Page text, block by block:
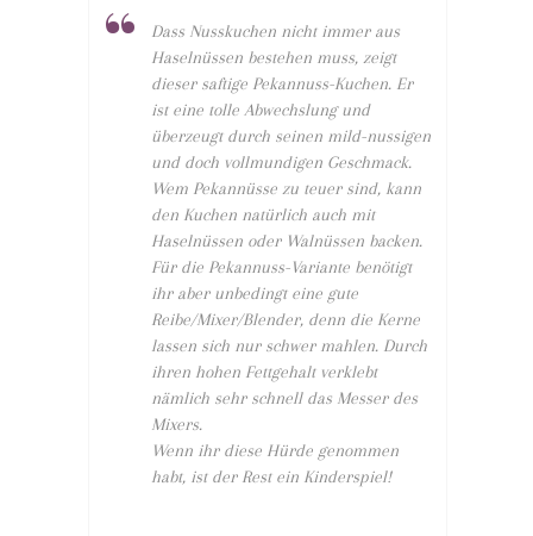
Dass Nusskuchen nicht immer aus
Haselnüssen bestehen muss, zeigt
dieser saftige Pekannuss-Kuchen. Er
ist eine tolle Abwechslung und
überzeugt durch seinen mild-nussigen
und doch vollmundigen Geschmack.
Wem Pekannüsse zu teuer sind, kann
den Kuchen natürlich auch mit
Haselnüssen oder Walnüssen backen.
Für die Pekannuss-Variante benötigt
ihr aber unbedingt eine gute
Reibe/Mixer/Blender, denn die Kerne
lassen sich nur schwer mahlen. Durch
ihren hohen Fettgehalt verklebt
nämlich sehr schnell das Messer des
Mixers.
Wenn ihr diese Hürde genommen
habt, ist der Rest ein Kinderspiel!